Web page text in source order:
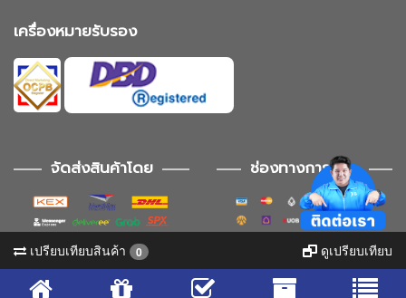
เครื่องหมายรับรอง
จัดส่งสินค้าโดย ช่องทางการชำระ
ช่องทางการติดตาม
เปรียบเทียบสินค้า 0 ดูเปรียบเทียบ